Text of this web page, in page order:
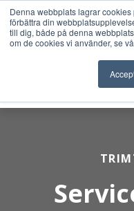
Denna webbplats lagrar
förbättra din
till dig, både på denna
om de cookies vi använder, se